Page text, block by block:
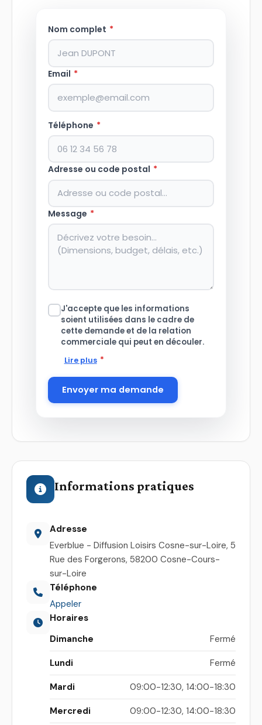
Nom complet *
Email *
Téléphone *
Adresse ou code postal *
Message *
J'accepte que les informations
soient utilisées dans le cadre de
cette demande et de la relation
commerciale qui peut en découler.
Lire plus *
Envoyer ma demande
Informations pratiques
Adresse
Everblue - Diffusion Loisirs Cosne-sur-Loire, 5
Rue des Forgerons, 58200 Cosne-Cours-
sur-Loire
Téléphone
Appeler
Horaires
Dimanche
Fermé
Lundi Fermé
Mardi 09:00-12:30, 14:00-18:30
Mercredi 09:00-12:30, 14:00-18:30